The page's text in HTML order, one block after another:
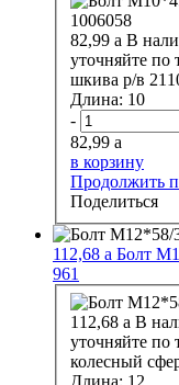
82,99 a В
уточняйте по
Длина: 10
-
82,99 a
в корзину
Продолжить
Поделиться
112,68 a Болт
961
112,68 a В
уточняйте по
колесный
Длина: 12